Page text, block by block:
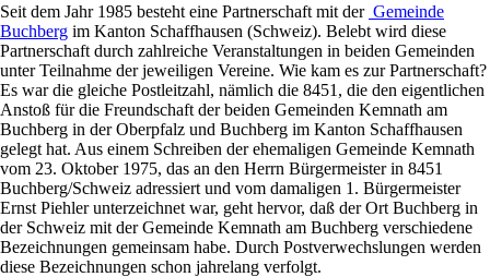
Seit dem Jahr 1985 besteht eine Partnerschaft mit der Gemeinde
Buchberg im Kanton Schaffhausen (Schweiz). Belebt wird diese
Partnerschaft durch zahlreiche Veranstaltungen in beiden Gemeinden
unter Teilnahme der jeweiligen Vereine. Wie kam es zur Partnerschaft?
Es war die gleiche Postleitzahl, nämlich die 8451, die den eigentlichen
Anstoß für die Freundschaft der beiden Gemeinden Kemnath am
Buchberg in der Oberpfalz und Buchberg im Kanton Schaffhausen
gelegt hat. Aus einem Schreiben der ehemaligen Gemeinde Kemnath
vom 23. Oktober 1975, das an den Herrn Bürgermeister in 8451
Buchberg/Schweiz adressiert und vom damaligen 1. Bürgermeister
Ernst Piehler unterzeichnet war, geht hervor, daß der Ort Buchberg in
der Schweiz mit der Gemeinde Kemnath am Buchberg verschiedene
Bezeichnungen gemeinsam habe. Durch Postverwechslungen werden
diese Bezeichnungen schon jahrelang verfolgt.